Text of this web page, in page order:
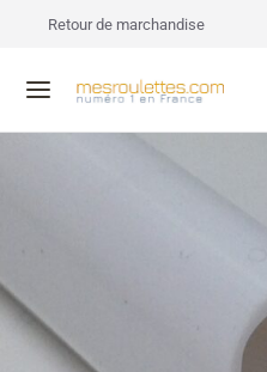
Retour de marchandise